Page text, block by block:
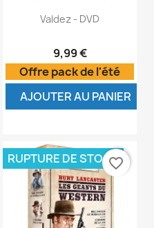
Valdez - DVD
9,99 €
Offre pack de l'été
AJOUTER AU PANIER
RUPTURE DE STOCK
favorite_border